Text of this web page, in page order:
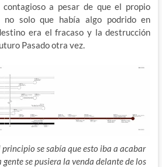
a pesar de que el propio
no solo que había algo podrido en
era el fracaso y la destrucción
Pasado otra vez.
principio se sabía que esto iba a acabar
se pusiera la venda delante de los